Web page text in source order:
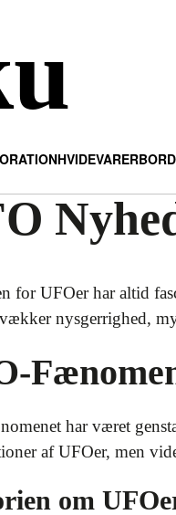
HVIDEVARER
for UFOer har altid
nysgerrighed,
har været
af UFOer, men
om